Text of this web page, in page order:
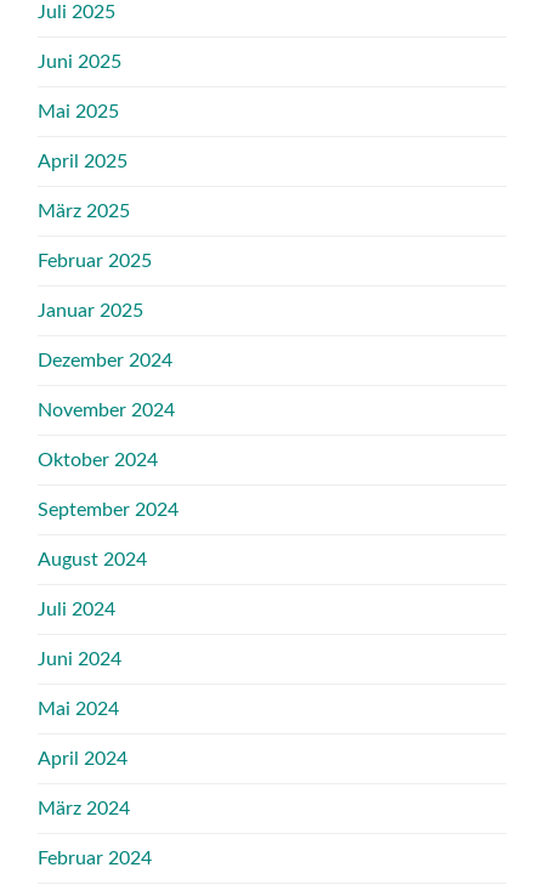
Juli 2025
Juni 2025
Mai 2025
April 2025
März 2025
Februar 2025
Januar 2025
Dezember 2024
November 2024
Oktober 2024
September 2024
August 2024
Juli 2024
Juni 2024
Mai 2024
April 2024
März 2024
Februar 2024